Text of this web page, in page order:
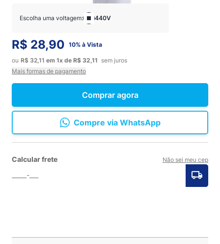
Comprar agora
Escolha uma voltagem: 440V
R$ 28,90 10% à Vista
ou R$ 32,11 em 1x de R$ 32,11 sem juros
Mais formas de pagamento
Compre via WhatsApp
Calcular frete Não sei meu cep